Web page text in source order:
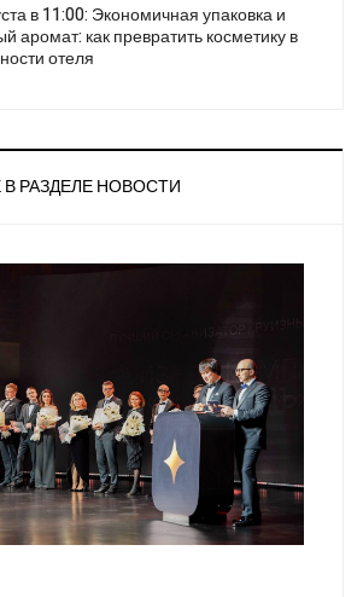
в 11:00: Экономичная упаковка и
аромат: как превратить косметику в
отеля
РАЗДЕЛЕ НОВОСТИ